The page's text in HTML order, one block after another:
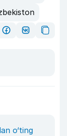
o‘ting